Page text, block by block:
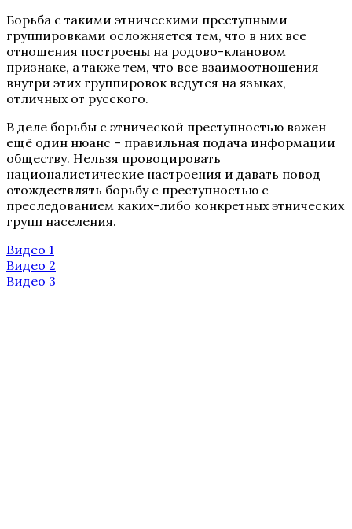
Борьба с такими этническими преступными
группировками осложняется тем, что в них все
отношения построены на родово-клановом
признаке, а также тем, что все взаимоотношения
внутри этих группировок ведутся на языках,
отличных от русского.
В деле борьбы с этнической преступностью важен
ещё один нюанс – правильная подача информации
обществу. Нельзя провоцировать
националистические настроения и давать повод
отождествлять борьбу с преступностью с
преследованием каких-либо конкретных этнических
групп населения.
Видео 1
Видео 2
Видео 3